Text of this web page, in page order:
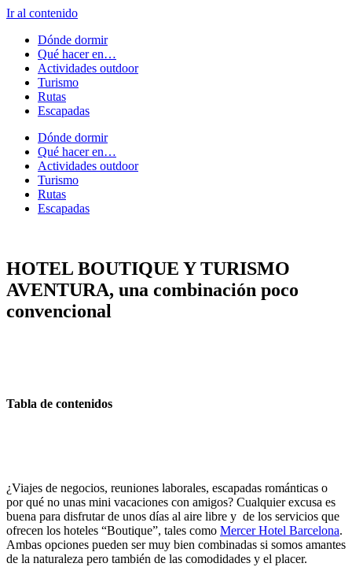
Ir al contenido
Dónde dormir
Qué hacer en…
Actividades outdoor
Turismo
Rutas
Escapadas
Dónde dormir
Qué hacer en…
Actividades outdoor
Turismo
Rutas
Escapadas
HOTEL BOUTIQUE Y TURISMO
AVENTURA, una combinación poco
convencional
Tabla de contenidos
¿Viajes de negocios, reuniones laborales, escapadas románticas o
por qué no unas mini vacaciones con amigos? Cualquier excusa es
buena para disfrutar de unos días al aire libre y de los servicios que
ofrecen los hoteles “Boutique”, tales como Mercer Hotel Barcelona.
Ambas opciones pueden ser muy bien combinadas si somos amantes
de la naturaleza pero también de las comodidades y el placer.